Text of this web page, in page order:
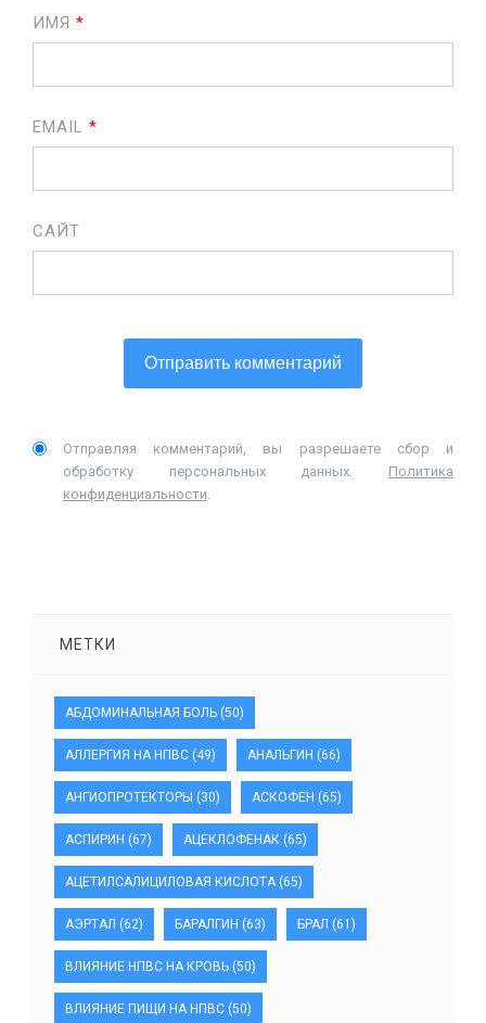
ИМЯ *
EMAIL *
САЙТ
Отправляя комментарий, вы разрешаете сбор и
обработку персональных данных. Политика
конфиденциальности.
МЕТКИ
АБДОМИНАЛЬНАЯ БОЛЬ (50)
АЛЛЕРГИЯ НА НПВС (49) АНАЛЬГИН (66)
АНГИОПРОТЕКТОРЫ (30) АСКОФЕН (65)
АСПИРИН (67) АЦЕКЛОФЕНАК (65)
АЦЕТИЛСАЛИЦИЛОВАЯ КИСЛОТА(65)
АЭРТАЛ (62) БАРАЛГИН (63) БРАЛ (61)
ВЛИЯНИЕ НПВС НА КРОВЬ (50)
ВЛИЯНИЕ ПИЩИ НА НПВС (50)